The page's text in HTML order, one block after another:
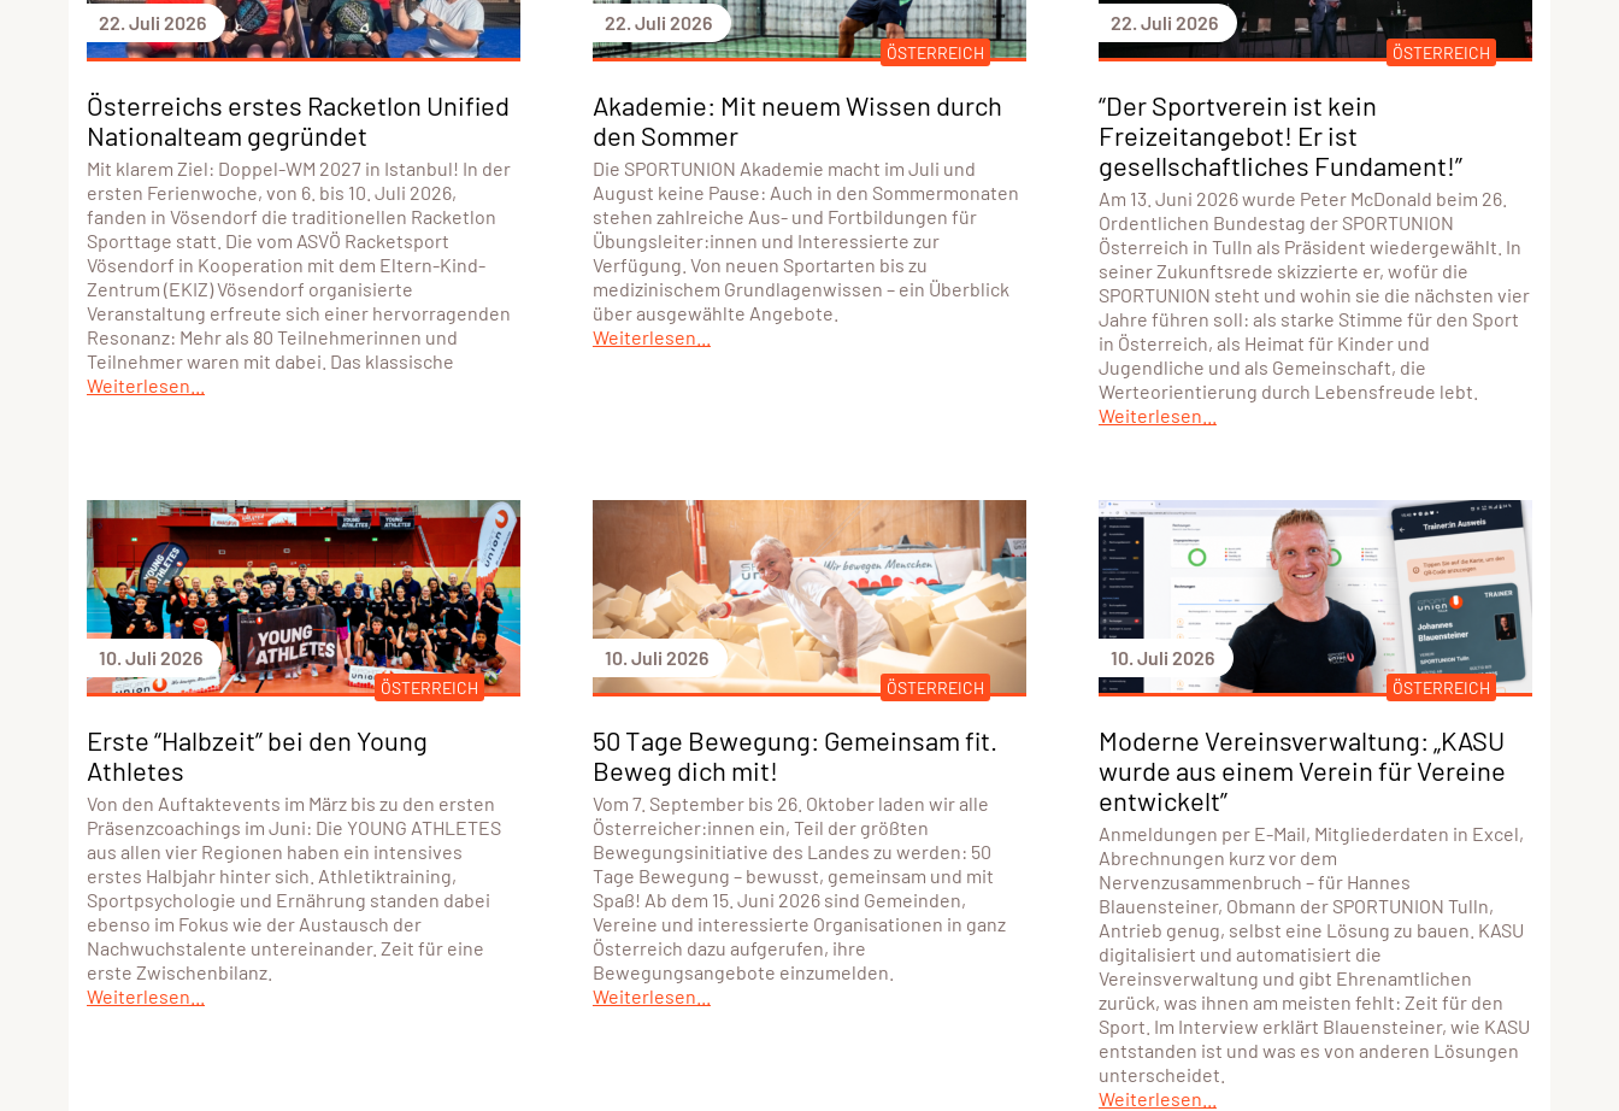
22. Juli 2026
Österreichs erstes Racketlon Unified
Nationalteam gegründet
Mit klarem Ziel: Doppel-WM 2027 in Istanbul! In der
ersten Ferienwoche, von 6. bis 10. Juli 2026,
fanden in Vösendorf die traditionellen Racketlon
Sporttage statt. Die vom ASVÖ Racketsport
Vösendorf in Kooperation mit dem Eltern-Kind-
Zentrum (EKIZ) Vösendorf organisierte
Veranstaltung erfreute sich einer hervorragenden
Resonanz: Mehr als 80 Teilnehmerinnen und
Teilnehmer waren mit dabei. Das klassische
Weiterlesen...
22. Juli 2026
ÖSTERREICH
Akademie: Mit neuem Wissen durch
den Sommer
Die SPORTUNION Akademie macht im Juli und
August keine Pause: Auch in den Sommermonaten
stehen zahlreiche Aus- und Fortbildungen für
Übungsleiter:innen und Interessierte zur
Verfügung. Von neuen Sportarten bis zu
medizinischem Grundlagenwissen – ein Überblick
über ausgewählte Angebote.
Weiterlesen...
22. Juli 2026
ÖSTERREICH
“Der Sportverein ist kein
Freizeitangebot! Er ist
gesellschaftliches Fundament!”
Am 13. Juni 2026 wurde Peter McDonald beim 26.
Ordentlichen Bundestag der SPORTUNION
Österreich in Tulln als Präsident wiedergewählt. In
seiner Zukunftsrede skizzierte er, wofür die
SPORTUNION steht und wohin sie die nächsten vier
Jahre führen soll: als starke Stimme für den Sport
in Österreich, als Heimat für Kinder und
Jugendliche und als Gemeinschaft, die
Werteorientierung durch Lebensfreude lebt.
Weiterlesen...
10. Juli 2026
ÖSTERREICH
Erste “Halbzeit” bei den Young
Athletes
Von den Auftaktevents im März bis zu den ersten
Präsenzcoachings im Juni: Die YOUNG ATHLETES
aus allen vier Regionen haben ein intensives
erstes Halbjahr hinter sich. Athletiktraining,
Sportpsychologie und Ernährung standen dabei
ebenso im Fokus wie der Austausch der
Nachwuchstalente untereinander. Zeit für eine
erste Zwischenbilanz.
Weiterlesen...
10. Juli 2026
ÖSTERREICH
50 Tage Bewegung: Gemeinsam fit.
Beweg dich mit!
Vom 7. September bis 26. Oktober laden wir alle
Österreicher:innen ein, Teil der größten
Bewegungsinitiative des Landes zu werden: 50
Tage Bewegung – bewusst, gemeinsam und mit
Spaß! Ab dem 15. Juni 2026 sind Gemeinden,
Vereine und interessierte Organisationen in ganz
Österreich dazu aufgerufen, ihre
Bewegungsangebote einzumelden.
Weiterlesen...
10. Juli 2026
ÖSTERREICH
Moderne Vereinsverwaltung: „KASU
wurde aus einem Verein für Vereine
entwickelt”
Anmeldungen per E-Mail, Mitgliederdaten in Excel,
Abrechnungen kurz vor dem
Nervenzusammenbruch – für Hannes
Blauensteiner, Obmann der SPORTUNION Tulln,
Antrieb genug, selbst eine Lösung zu bauen. KASU
digitalisiert und automatisiert die
Vereinsverwaltung und gibt Ehrenamtlichen
zurück, was ihnen am meisten fehlt: Zeit für den
Sport. Im Interview erklärt Blauensteiner, wie KASU
entstanden ist und was es von anderen Lösungen
unterscheidet.
Weiterlesen...